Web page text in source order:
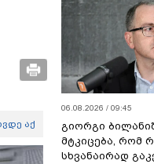
აქ
06.08.2026 / 09:45
გიორგი
მტკიცება, რომ
სხვანაირად